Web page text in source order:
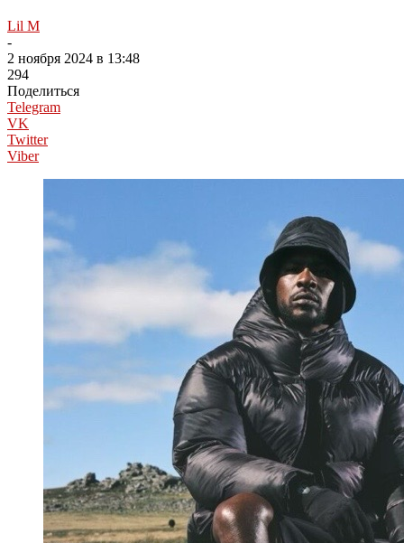
Lil M
-
2 ноября 2024 в 13:48
294
Поделиться
Telegram
VK
Twitter
Viber